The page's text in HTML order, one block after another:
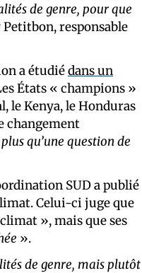
de genre, pour que
Petitbon, responsable
a étudiédans un
États « champions »
le Kenya, le Honduras
changement
qu’une question de
SUD a publié
Celui-ci juge que
», mais que ses
».
de genre, mais plutôt